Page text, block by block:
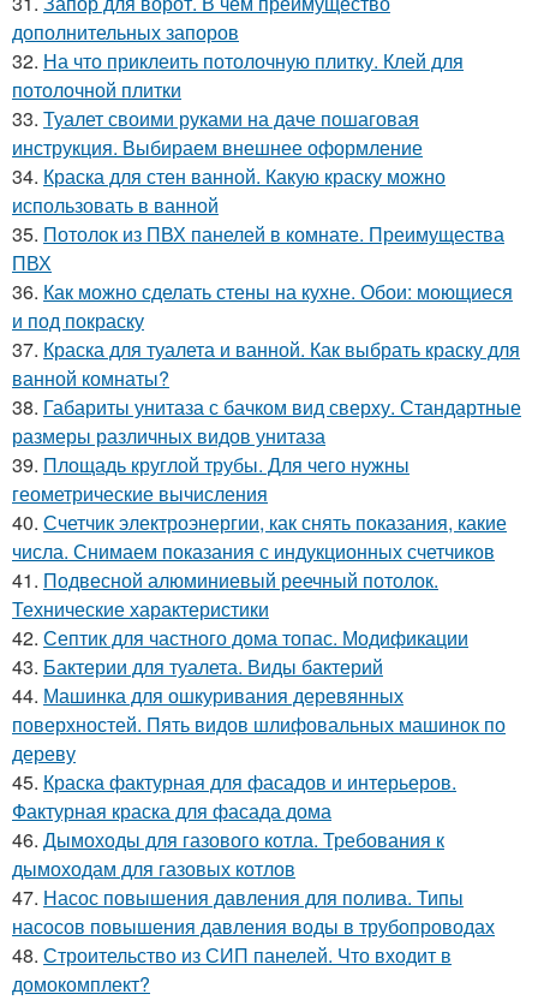
дополнительных запоров
32. На что приклеить потолочную плитку. Клей для
потолочной плитки
33. Туалет своими руками на даче пошаговая
инструкция. Выбираем внешнее оформление
34. Краска для стен ванной. Какую краску можно
использовать в ванной
35. Потолок из ПВХ панелей в комнате. Преимущества
ПВХ
36. Как можно сделать стены на кухне. Обои: моющиеся
и под покраску
37. Краска для туалета и ванной. Как выбрать краску для
ванной комнаты?
38. Габариты унитаза с бачком вид сверху. Стандартные
размеры различных видов унитаза
39. Площадь круглой трубы. Для чего нужны
геометрические вычисления
40. Счетчик электроэнергии, как снять показания, какие
числа. Снимаем показания с индукционных счетчиков
41. Подвесной алюминиевый реечный потолок.
Технические характеристики
42. Септик для частного дома топас. Модификации
43. Бактерии для туалета. Виды бактерий
44. Машинка для ошкуривания деревянных
поверхностей. Пять видов шлифовальных машинок по
дереву
45. Краска фактурная для фасадов и интерьеров.
Фактурная краска для фасада дома
46. Дымоходы для газового котла. Требования к
дымоходам для газовых котлов
47. Насос повышения давления для полива. Типы
насосов повышения давления воды в трубопроводах
48. Строительство из СИП панелей. Что входит в
домокомплект?